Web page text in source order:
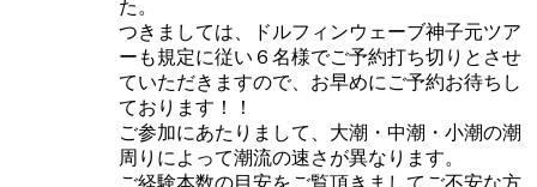
た。
つきましては、ドルフィンウェーブ神子元ツア
ーも規定に従い６名様でご予約打ち切りとさせ
ていただきますので、お早めにご予約お待ちし
ております！！
ご参加にあたりまして、大潮・中潮・小潮の潮
周りによって潮流の速さが異なります。
ご経験本数の目安をご覧頂きましてご不安な方